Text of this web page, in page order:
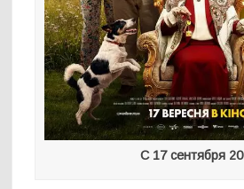
С 17 сентября